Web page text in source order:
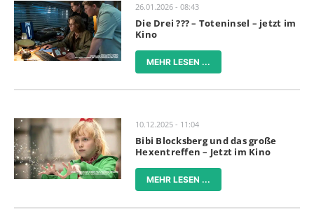
26.01.2026 - 08:43
Die Drei ??? – Toteninsel – jetzt im
Kino
MEHR LESEN ...
10.12.2025 - 11:04
Bibi Blocksberg und das große
Hexentreffen – Jetzt im Kino
MEHR LESEN ...